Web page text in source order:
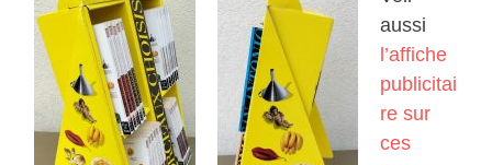
aussi
l’affiche
publicitai
re sur
ces